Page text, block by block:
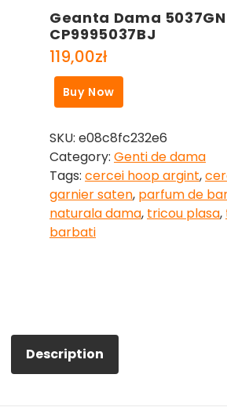
Geanta Dama
CP9995037BJ
119,00zł
Buy Now
SKU: e08c8fc232e6
Category: Genti de dama
Tags: cercei hoop argint,
garnier saten, parfum de
naturala dama, tricou plasa,
barbati
Description